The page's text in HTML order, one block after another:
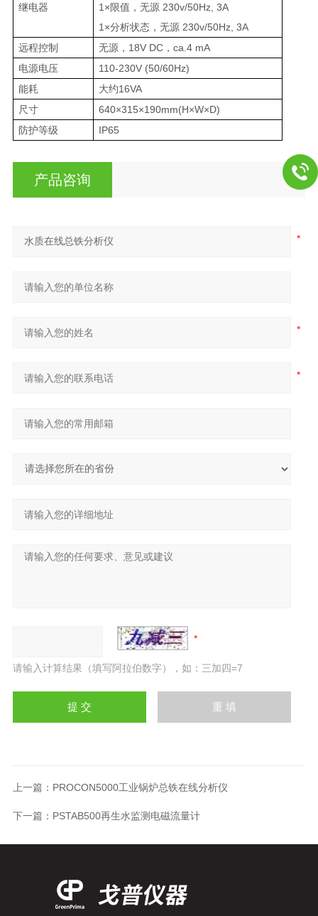
继电器
1×限值，无源 230v/50Hz, 3A
1×分析状态，无源 230v/50Hz, 3A
远程控制
无源，18V DC，ca.4 mA
电源电压
110-230V (50/60Hz)
能耗
大约16VA
尺寸
640×315×190mm(H×W×D)
防护等级
IP65
产品咨询
请输入计算结果（填写阿拉伯数字），如：三加四=7
上一篇： PROCON5000工业锅炉总铁在线分析仪
下一篇： PSTAB500再生水监测电磁流量计